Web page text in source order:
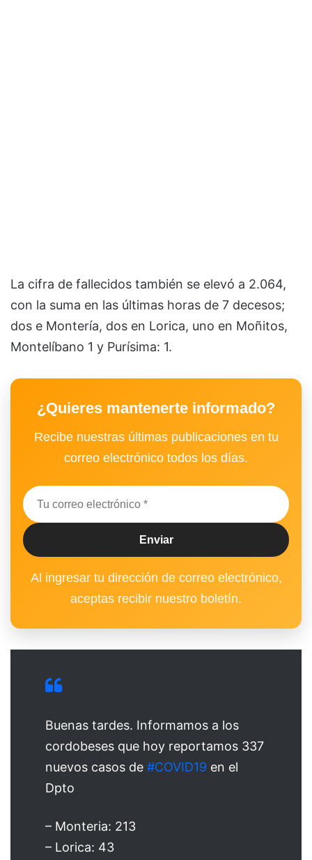
La cifra de fallecidos también se elevó a 2.064,
con la suma en las últimas horas de 7 decesos;
dos e Montería, dos en Lorica, uno en Moñitos,
Montelíbano 1 y Purísima: 1.
¿Quieres mantenerte informado?
Recibe nuestras últimas publicaciones en tu
correo electrónico todos los días.
Al ingresar tu dirección de correo electrónico,
aceptas recibir nuestro boletín.
Buenas tardes. Informamos a los
cordobeses que hoy reportamos 337
nuevos casos de #COVID19 en el
Dpto
– Monteria: 213
– Lorica: 43